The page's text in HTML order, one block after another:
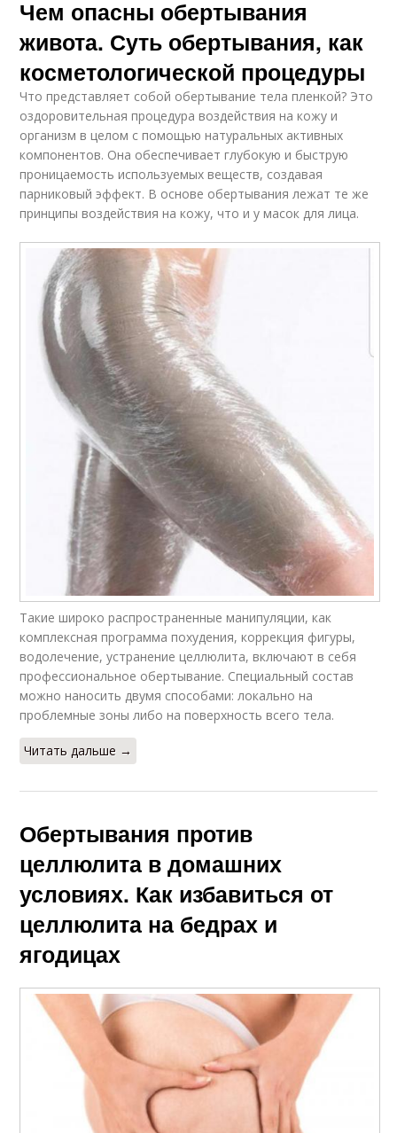
Чем опасны обертывания
живота. Суть обертывания, как
косметологической процедуры
Что представляет собой обертывание тела пленкой? Это
оздоровительная процедура воздействия на кожу и
организм в целом с помощью натуральных активных
компонентов. Она обеспечивает глубокую и быструю
проницаемость используемых веществ, создавая
парниковый эффект. В основе обертывания лежат те же
принципы воздействия на кожу, что и у масок для лица.
Такие широко распространенные манипуляции, как
комплексная программа похудения, коррекция фигуры,
водолечение, устранение целлюлита, включают в себя
профессиональное обертывание. Специальный состав
можно наносить двумя способами: локально на
проблемные зоны либо на поверхность всего тела.
Читать дальше →
Обертывания против
целлюлита в домашних
условиях. Как избавиться от
целлюлита на бедрах и
ягодицах